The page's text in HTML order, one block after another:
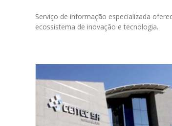
Serviço de informação especializada
ecossistema de inovação e tecnologia.